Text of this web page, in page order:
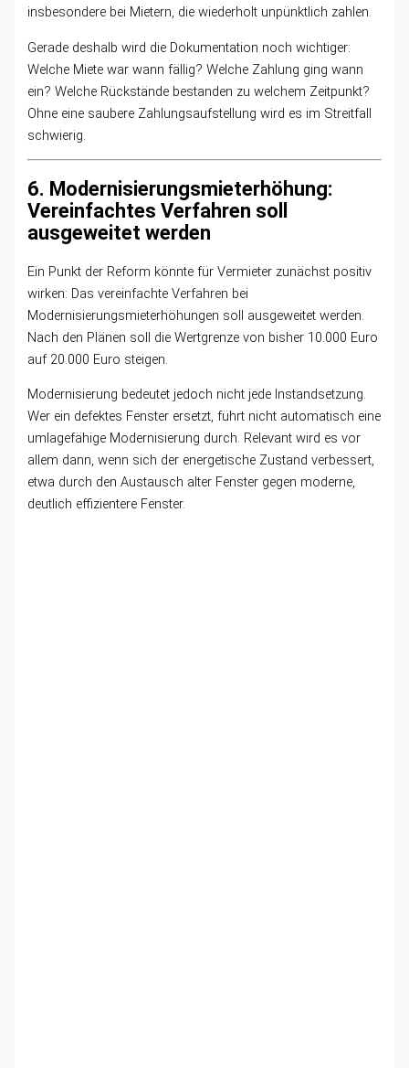
insbesondere bei Mietern, die wiederholt unpünktlich zahlen.
Gerade deshalb wird die Dokumentation noch wichtiger:
Welche Miete war wann fällig? Welche Zahlung ging wann
ein? Welche Rückstände bestanden zu welchem Zeitpunkt?
Ohne eine saubere Zahlungsaufstellung wird es im Streitfall
schwierig.
6. Modernisierungsmieterhöhung:
Vereinfachtes Verfahren soll
ausgeweitet werden
Ein Punkt der Reform könnte für Vermieter zunächst positiv
wirken: Das vereinfachte Verfahren bei
Modernisierungsmieterhöhungen soll ausgeweitet werden.
Nach den Plänen soll die Wertgrenze von bisher 10.000 Euro
auf 20.000 Euro steigen.
Modernisierung bedeutet jedoch nicht jede Instandsetzung.
Wer ein defektes Fenster ersetzt, führt nicht automatisch eine
umlagefähige Modernisierung durch. Relevant wird es vor
allem dann, wenn sich der energetische Zustand verbessert,
etwa durch den Austausch alter Fenster gegen moderne,
deutlich effizientere Fenster.